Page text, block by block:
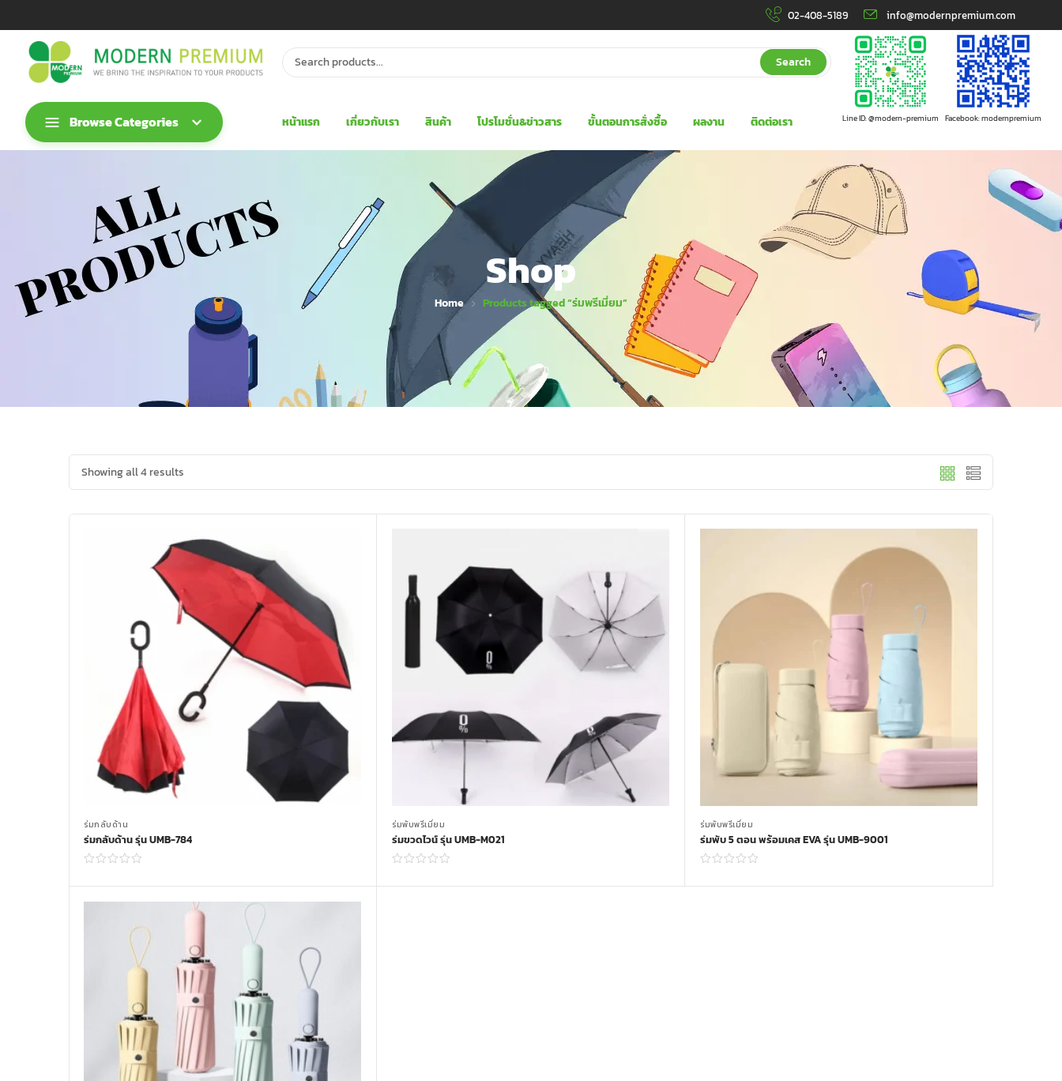
02-408-5189 info@modernpremium.com
Search
Browse Categories หน้าแรก เกี่ยวกับเรา สินค้า โปรโมชั่น&ข่าวสาร ขั้นตอนการสั่งซื้อ ผลงาน ติดต่อเรา Line ID: @modern-premium Facebook: modernpremium
Shop
Home Products tagged “ร่มพรีเมี่ยม”
Showing all 4 results
ร่มกลับด้าน
ร่มกลับด้าน รุ่น UMB-784
Read more
ร่มพับพรีเมี่ยม
ร่มขวดไวน์ รุ่น UMB-M021
Read more
ร่มพับพรีเมี่ยม
ร่มพับ 5 ตอน พร้อมเคส EVA รุ่น UMB-9001
Read more